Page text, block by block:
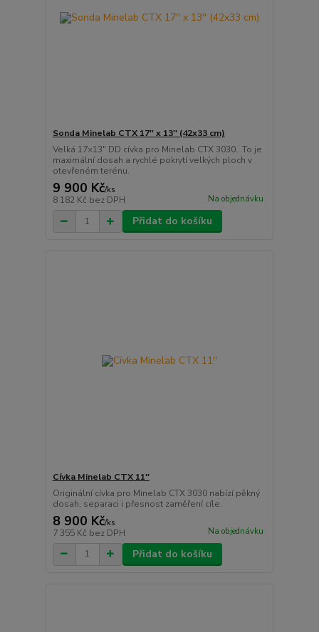
Sonda Minelab CTX 17'' x 13'' (42x33 cm)
Velká 17×13" DD cívka pro Minelab CTX 3030.. To je
maximální dosah a rychlé pokrytí velkých ploch v
otevřeném terénu.
9 900 Kč/ks
8 182 Kč bez DPH Na objednávku
Přidat do košíku
Cívka Minelab CTX 11''
Originální cívka pro Minelab CTX 3030 nabízí pěkný
dosah, separaci i přesnost zaměření cíle.
8 900 Kč/ks
7 355 Kč bez DPH Na objednávku
Přidat do košíku